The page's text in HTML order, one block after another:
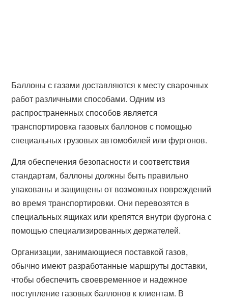
Баллоны с газами доставляются к месту сварочных
работ различными способами. Одним из
распространенных способов является
транспортировка газовых баллонов с помощью
специальных грузовых автомобилей или фургонов.
Для обеспечения безопасности и соответствия
стандартам, баллоны должны быть правильно
упакованы и защищены от возможных повреждений
во время транспортировки. Они перевозятся в
специальных ящиках или крепятся внутри фургона с
помощью специализированных держателей.
Организации, занимающиеся поставкой газов,
обычно имеют разработанные маршруты доставки,
чтобы обеспечить своевременное и надежное
поступление газовых баллонов к клиентам. В